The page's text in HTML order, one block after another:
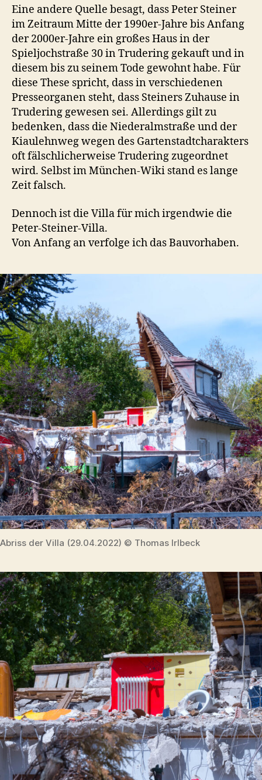
Eine andere Quelle besagt, dass Peter Steiner
im Zeitraum Mitte der 1990er-Jahre bis Anfang
der 2000er-Jahre ein großes Haus in der
Spieljochstraße 30 in Trudering gekauft und in
diesem bis zu seinem Tode gewohnt habe. Für
diese These spricht, dass in verschiedenen
Presseorganen steht, dass Steiners Zuhause in
Trudering gewesen sei. Allerdings gilt zu
bedenken, dass die Niederalmstraße und der
Kiaulehnweg wegen des Gartenstadtcharakters
oft fälschlicherweise Trudering zugeordnet
wird. Selbst im München-Wiki stand es lange
Zeit falsch.
Dennoch ist die Villa für mich irgendwie die
Peter-Steiner-Villa.
Von Anfang an verfolge ich das Bauvorhaben.
Abriss der Villa (29.04.2022) © Thomas Irlbeck